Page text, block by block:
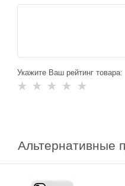
Укажите Ваш рейтинг товара:
Альтернативные